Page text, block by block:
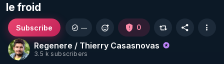
le froid
Regenere / Thierry Casasnovas
3.5 k subscribers
Subscribe — 0